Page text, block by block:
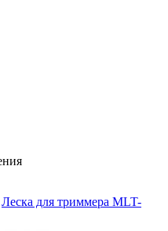
Леска для триммера MLT-